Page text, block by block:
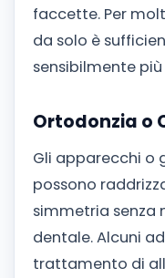
faccette. Per
da solo è
sensibilmente
Ortodonzia o
Gli apparecchi o
possono
simmetria senza
dentale. Alcuni
trattamento di